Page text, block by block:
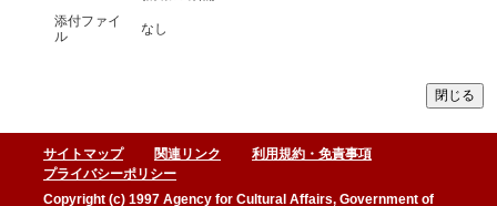
添付ファイ
ル
なし
サイトマップ 関連リンク
利用規約・免責事項
プライバシーポリシー
Copyright (c) 1997 Agency for Cultural Affairs, Government of